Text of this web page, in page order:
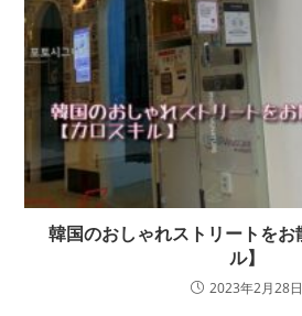
韓国のおしゃれストリートを
ル】
2023年2月28日